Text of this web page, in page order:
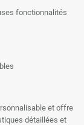
fonctionnalités
et offre
détaillées et